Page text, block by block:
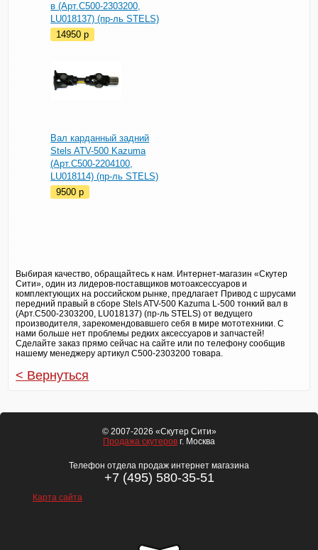
в (Арт.C500-2303200,
LU018137) (пр-ль STELS)
14950p
Вал карданный задний
Stels ATV-500 Kazuma
(Арт.C500-2204100,
LU018114) (пр-ль STELS)
9500p
Выбирая качество, обращайтесь к нам. Интернет-магазин «Скутер
Сити», один из лидеров-поставщиков мотоаксессуаров и
комплектующих на российском рынке, предлагает Привод с шрусами
передний правый в сборе Stels ATV-500 Kazuma L-500 тонкий вал в
(Арт.C500-2303200, LU018137) (пр-ль STELS) от ведущего
производителя, зарекомендовавшего себя в мире мототехники. С
нами больше нет проблемы редких аксессуаров и запчастей!
Сделайте заказ прямо сейчас на сайте или по телефону сообщив
нашему менеджеру артикул C500-2303200 товара.
< Вернуться
© 2007-2026 «Скутер Сити»
Продажа скутеров г. Москва
Телефон отдела продаж интернет магазина
+7 (495) 580-35-51
Карта сайта